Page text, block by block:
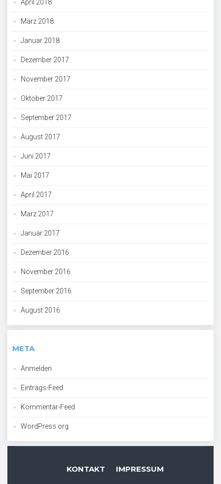
April 2018
März 2018
Januar 2018
Dezember 2017
November 2017
Oktober 2017
September 2017
August 2017
Juni 2017
Mai 2017
April 2017
März 2017
Januar 2017
Dezember 2016
November 2016
September 2016
August 2016
META
Anmelden
Eintrags-Feed
Kommentar-Feed
WordPress.org
KONTAKT
IMPRESSUM